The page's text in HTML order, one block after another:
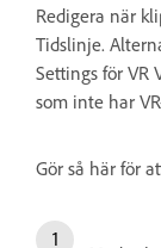
Redigera när
Tidslinje.
Settings för VR
som inte har
Gör så här för